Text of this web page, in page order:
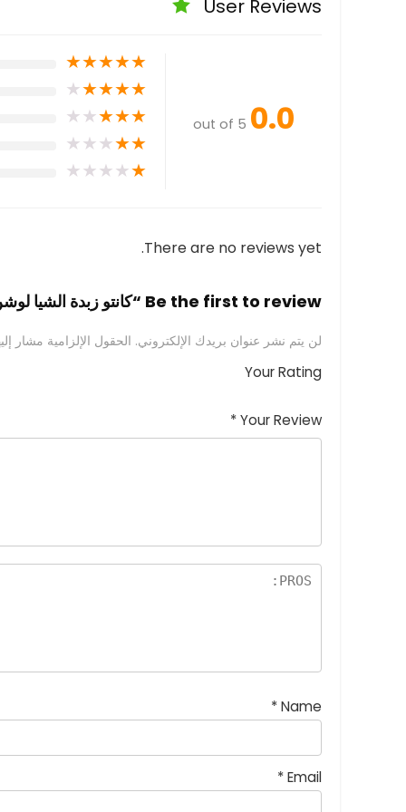
User Reviews
0.0
out of 5
★
★
★
★
★
★
★
★
★
★
★
★
★
★
★
★
★
★
★
★
★
★
★
★
★
There are no reviews yet.
Be the first to review “كانتو زبدة الشيا لوشن كريمي مرطب للشعر 355 مل”
لن يتم نشر عنوان بريدك الإلكتروني. الحقول الإلزامية مشار
Your Rating
Your Review
*
Name
*
Email
*